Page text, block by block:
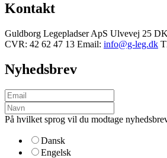
Kontakt
Guldborg Legepladser ApS Ulvevej 25
CVR: 42 62 47 13 Email: info@g-leg.dk
Nyhedsbrev
På hvilket sprog vil du modtage
Dansk
Engelsk